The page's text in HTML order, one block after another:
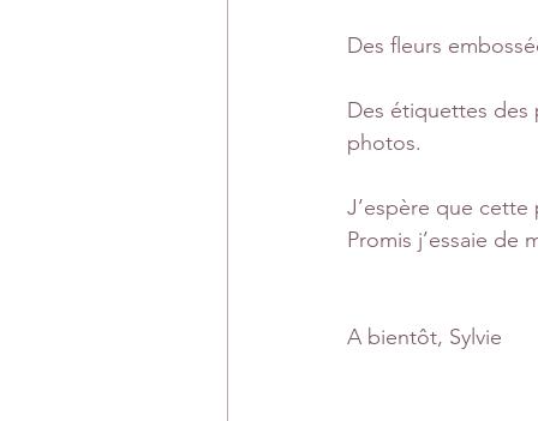
Des fleurs
Des étiquettes des
photos.
J’espère que cette
Promis j’essaie de
A bientôt, Sylvie